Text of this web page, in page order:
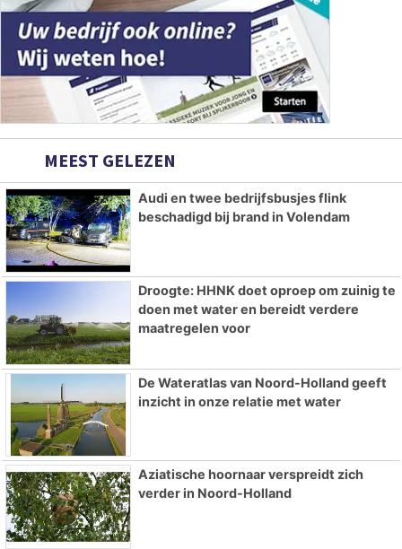
MEEST GELEZEN
Audi en twee bedrijfsbusjes flink
beschadigd bij brand in Volendam
Droogte: HHNK doet oproep om zuinig te
doen met water en bereidt verdere
maatregelen voor
De Wateratlas van Noord-Holland geeft
inzicht in onze relatie met water
Aziatische hoornaar verspreidt zich
verder in Noord-Holland